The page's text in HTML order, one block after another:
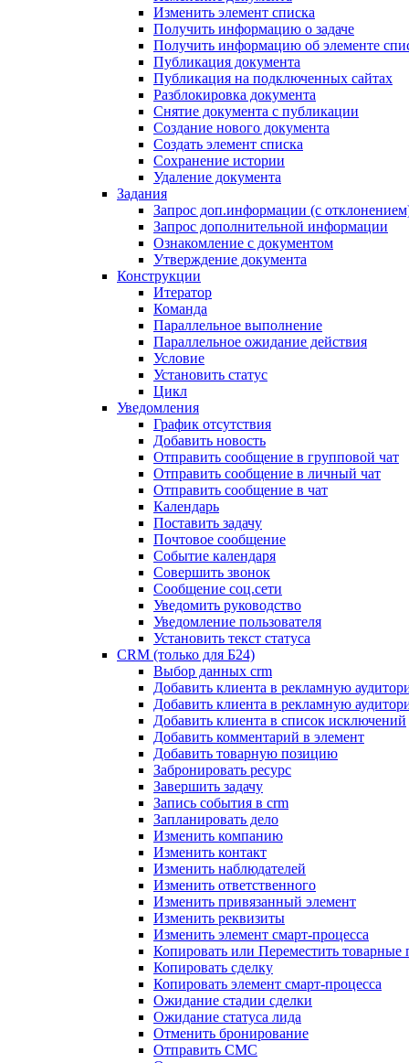
Изменить элемент списка
Получить информацию о задаче
Получить информацию об элементе
Публикация документа
Публикация на подключенных сайтах
Разблокировка документа
Снятие документа с публикации
Создание нового документа
Создать элемент списка
Сохранение истории
Удаление документа
Задания
Запрос доп.информации (с
Запрос дополнительной информации
Ознакомление с документом
Утверждение документа
Конструкции
Итератор
Команда
Параллельное выполнение
Параллельное ожидание действия
Условие
Установить статус
Цикл
Уведомления
График отсутствия
Добавить новость
Отправить сообщение в групповой чат
Отправить сообщение в личный чат
Отправить сообщение в чат
Календарь
Поставить задачу
Почтовое сообщение
Событие календаря
Совершить звонок
Сообщение соц.сети
Уведомить руководство
Уведомление пользователя
Установить текст статуса
CRM (только для Б24)
Выбор данных crm
Добавить клиента в рекламную
Добавить клиента в рекламную
Добавить клиента в список исключений
Добавить комментарий в элемент
Добавить товарную позицию
Забронировать ресурс
Завершить задачу
Запись события в crm
Запланировать дело
Изменить компанию
Изменить контакт
Изменить наблюдателей
Изменить ответственного
Изменить привязанный элемент
Изменить реквизиты
Изменить элемент смарт-процесса
Копировать или Переместить товарные
Копировать сделку
Копировать элемент смарт-процесса
Ожидание стадии сделки
Ожидание статуса лида
Отменить бронирование
Отправить СМС